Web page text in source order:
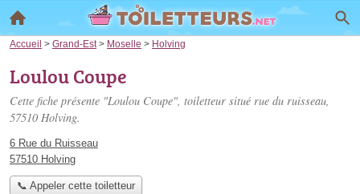
Accueil > Grand-Est > Moselle > Holving
Loulou Coupe
Cette fiche présente "Loulou Coupe", toiletteur situé rue du ruisseau,
57510 Holving.
6 Rue du Ruisseau
57510 Holving
📞 Appeler cette toiletteur